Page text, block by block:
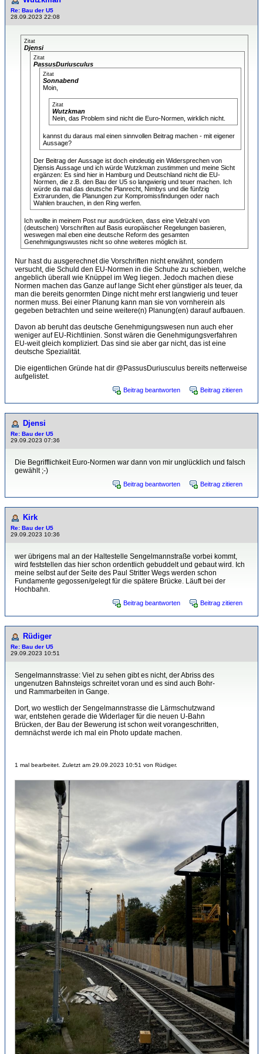
Re: Bau der U5
28.09.2023 22:08
Zitat
Djensi
Zitat
PassusDuriusculus
Zitat
Sonnabend
Moin,
Zitat
Wutzkman
Nein, das Problem sind nicht die Euro-Normen, wirklich nicht.
kannst du daraus mal einen sinnvollen Beitrag machen - mit eigener
Aussage?
Der Beitrag der Aussage ist doch eindeutig ein Widersprechen von
Djensis Aussage und ich würde Wutzkman zustimmen und meine Sicht
ergänzen: Es sind hier in Hamburg und Deutschland nicht die EU-
Normen, die z.B. den Bau der U5 so langwierig und teuer machen. Ich
würde da mal das deutsche Planrecht, Nimbys und die fünfzig
Extrarunden, die Planungen zur Kompromissfindungen oder nach
Wahlen brauchen, in den Ring werfen.
Ich wollte in meinem Post nur ausdrücken, dass eine Vielzahl von
(deutschen) Vorschriften auf Basis europäischer Regelungen basieren,
weswegen mal eben eine deutsche Reform des gesamten
Genehmigungswustes nicht so ohne weiteres möglich ist.
Nur hast du ausgerechnet die Vorschriften nicht erwähnt, sondern
versucht, die Schuld den EU-Normen in die Schuhe zu schieben, welche
angeblich überall wie Knüppel im Weg liegen. Jedoch machen diese
Normen machen das Ganze auf lange Sicht eher günstiger als teuer, da
man die bereits genormten Dinge nicht mehr erst langwierig und teuer
normen muss. Bei einer Planung kann man sie von vornherein als
gegeben betrachten und seine weitere(n) Planung(en) darauf aufbauen.
Davon ab beruht das deutsche Genehmigungswesen nun auch eher
weniger auf EU-Richtlinien. Sonst wären die Genehmigungsverfahren
EU-weit gleich kompliziert. Das sind sie aber gar nicht, das ist eine
deutsche Spezialität.
Die eigentlichen Gründe hat dir @PassusDuriusculus bereits netterweise
aufgelistet.
Beitrag beantworten Beitrag zitieren
Djensi
Re: Bau der U5
29.09.2023 07:36
Die Begrifflichkeit Euro-Normen war dann von mir unglücklich und falsch
gewählt ;-)
Beitrag beantworten Beitrag zitieren
Kirk
Re: Bau der U5
29.09.2023 10:36
wer übrigens mal an der Haltestelle Sengelmannstraße vorbei kommt,
wird feststellen das hier schon ordentlich gebuddelt und gebaut wird. Ich
meine selbst auf der Seite des Paul Stritter Wegs werden schon
Fundamente gegossen/gelegt für die spätere Brücke. Läuft bei der
Hochbahn.
Beitrag beantworten Beitrag zitieren
Rüdiger
Re: Bau der U5
29.09.2023 10:51
Sengelmannstrasse: Viel zu sehen gibt es nicht, der Abriss des
ungenutzen Bahnsteigs schreitet voran und es sind auch Bohr-
und Rammarbeiten in Gange.
Dort, wo westlich der Sengelmannstrasse die Lärmschutzwand
war, entstehen gerade die Widerlager für die neuen U-Bahn
Brücken, der Bau der Bewerung ist schon weit vorangeschritten,
demnächst werde ich mal ein Photo update machen.
1 mal bearbeitet. Zuletzt am 29.09.2023 10:51 von Rüdiger.